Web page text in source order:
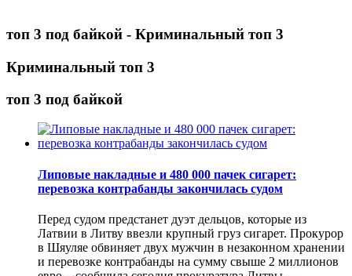
топ 3 под байкой - Криминальный топ 3
Криминальный топ 3
топ 3 под байкой
Липовые накладные и 480 000 пачек сигарет:
перевозка контрабанды закончилась судом
Перед судом предстанет дуэт дельцов, которые из
Латвии в Литву ввезли крупный груз сигарет. Прокурор
в Шяуляе обвиняет двух мужчин в незаконном хранении
и перевозке контрабанды на сумму свыше 2 миллионов